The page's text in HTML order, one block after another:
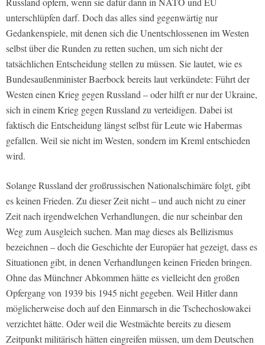
unterschlüpfen darf. Doch das alles sind gegenwärtig nur
Gedankenspiele, mit denen sich die Unentschlossenen im Westen
selbst über die Runden zu retten suchen, um sich nicht der
tatsächlichen Entscheidung stellen zu müssen. Sie lautet, wie es
Bundesaußenminister Baerbock bereits laut verkündete: Führt der
Westen einen Krieg gegen Russland – oder hilft er nur der Ukraine,
sich in einem Krieg gegen Russland zu verteidigen. Dabei ist
faktisch die Entscheidung längst selbst für Leute wie Habermas
gefallen. Weil sie nicht im Westen, sondern im Kreml entschieden
wird.
Solange Russland der großrussischen Nationalschimäre folgt, gibt
es keinen Frieden. Zu dieser Zeit nicht – und auch nicht zu einer
Zeit nach irgendwelchen Verhandlungen, die nur scheinbar den
Weg zum Ausgleich suchen. Man mag dieses als Bellizismus
bezeichnen – doch die Geschichte der Europäer hat gezeigt, dass es
Situationen gibt, in denen Verhandlungen keinen Frieden bringen.
Ohne das Münchner Abkommen hätte es vielleicht den großen
Opfergang von 1939 bis 1945 nicht gegeben. Weil Hitler dann
möglicherweise doch auf den Einmarsch in die Tschechoslowakei
verzichtet hätte. Oder weil die Westmächte bereits zu diesem
Zeitpunkt militärisch hätten eingreifen müssen, um dem Deutschen